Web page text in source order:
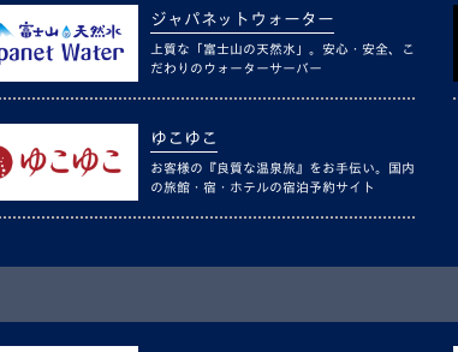
ジャパネットウォーター
上質な「富士山の天然水」。安心・安全、こ
だわりのウォーターサーバー
ゆこゆこ
お客様の『良質な温泉旅』をお手伝い。国内
の旅館・宿・ホテルの宿泊予約サイト